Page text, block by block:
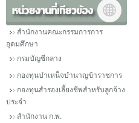
สำนักงานคณะกรรมการการ
อุดมศึกษา
กรมบัญชีกลาง
กองทุนบำเหน็จบำนาญข้าราชการ
กองทุนสำรองเลี้ยงชีพสำหรับลูกจ้าง
ประจำ
สำนักงาน ก.พ.